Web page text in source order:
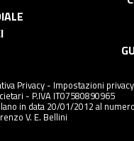
Privacy- Impostazioni privacy
- P.IVA IT07580890965
in data 20/01/2012 al
V. E. Bellini